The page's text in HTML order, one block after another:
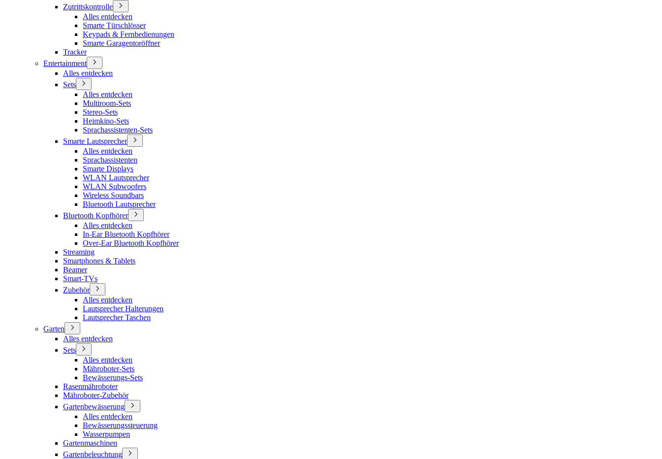
Zutrittskontrolle
Alles entdecken
Smarte Türschlösser
Keypads & Fernbedienungen
Smarte Garagentoröffner
Tracker
Entertainment
Alles entdecken
Sets
Alles entdecken
Multiroom-Sets
Stereo-Sets
Heimkino-Sets
Sprachassistenten-Sets
Smarte Lautsprecher
Alles entdecken
Sprachassistenten
Smarte Displays
WLAN Lautsprecher
WLAN Subwoofers
Wireless Soundbars
Bluetooth Lautsprecher
Bluetooth Kopfhörer
Alles entdecken
In-Ear Bluetooth Kopfhörer
Over-Ear Bluetooth Kopfhörer
Streaming
Smartphones & Tablets
Beamer
Smart-TVs
Zubehör
Alles entdecken
Lautsprecher Halterungen
Lautsprecher Taschen
Garten
Alles entdecken
Sets
Alles entdecken
Mähroboter-Sets
Bewässerungs-Sets
Rasenmähroboter
Mähroboter-Zubehör
Gartenbewässerung
Alles entdecken
Bewässerungssteuerung
Wasserpumpen
Gartenmaschinen
Gartenbeleuchtung